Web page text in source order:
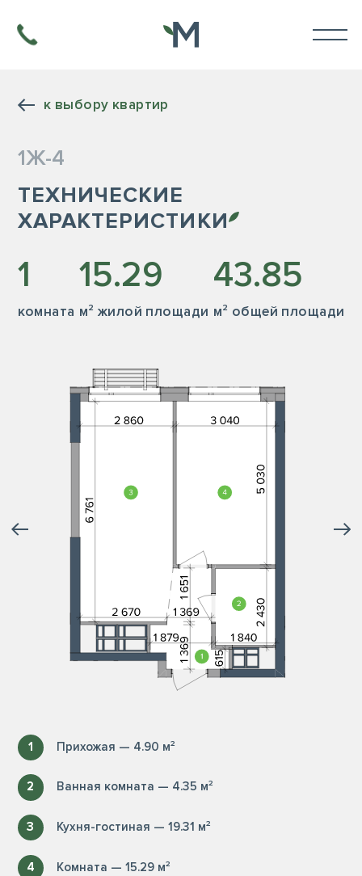
к выбору квартир
1Ж-4
ТЕХНИЧЕСКИЕ
ХАРАКТЕРИСТИКИ
1
комната
15.29
м² жилой площади
43.85
м² общей площади
1 Прихожая — 4.90 м²
2 Ванная комната — 4.35 м²
3 Кухня-гостиная — 19.31 м²
4 Комната — 15.29 м²